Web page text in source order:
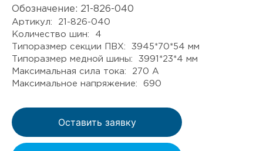
Обозначение: 21-826-040
Артикул: 21-826-040
Количество шин: 4
Типоразмер секции ПВХ: 3945*70*54 мм
Типоразмер медной шины: 3991*23*4 мм
Максимальная сила тока: 270 А
Максимальное напряжение: 690
Оставить заявку